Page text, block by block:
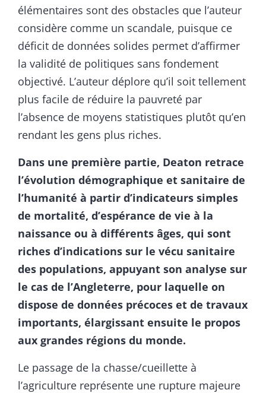
élémentaires sont des obstacles que l’auteur
considère comme un scandale, puisque ce
déficit de données solides permet d’affirmer
la validité de politiques sans fondement
objectivé. L’auteur déplore qu’il soit tellement
plus facile de réduire la pauvreté par
l’absence de moyens statistiques plutôt qu’en
rendant les gens plus riches.
Dans une première partie, Deaton retrace
l’évolution démographique et sanitaire de
l’humanité à partir d’indicateurs simples
de mortalité, d’espérance de vie à la
naissance ou à différents âges, qui sont
riches d’indications sur le vécu sanitaire
des populations, appuyant son analyse sur
le cas de l’Angleterre, pour laquelle on
dispose de données précoces et de travaux
importants, élargissant ensuite le propos
aux grandes régions du monde.
Le passage de la chasse/cueillette à
l’agriculture représente une rupture majeure